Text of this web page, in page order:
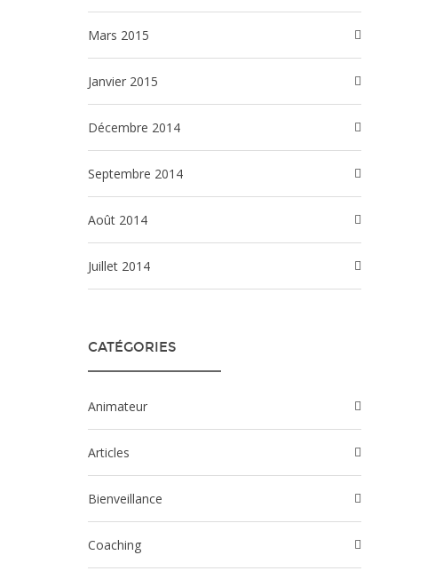
mars 2015
janvier 2015
décembre 2014
septembre 2014
août 2014
juillet 2014
CATÉGORIES
Animateur
Articles
Bienveillance
Coaching